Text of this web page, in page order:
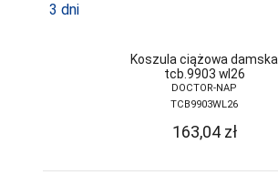
3 dni
Koszula ciążowa damska
tcb.9903 wl26
DOCTOR-NAP
TCB9903WL26
163,04 zł